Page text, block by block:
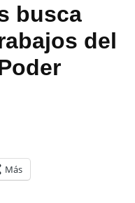
busca
del
Más